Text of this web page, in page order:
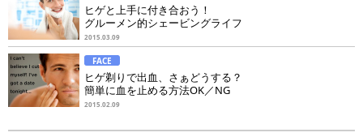
ヒゲと上手に付き合おう！
グルーメン的シェービングライフ
2015.03.09
FACE
ヒゲ剃りで出血、さぁどうする？
簡単に血を止める方法OK／NG
2015.02.09